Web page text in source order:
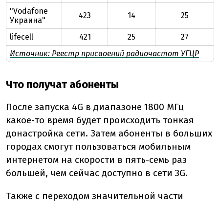
"Vodafone
Украина"
423 14 25
lifecell 421 25
27
Источник: Реестр присвоений радиочастот УГЦР
Что получат абоненты
После запуска 4G в диапазоне 1800 МГц
какое-то время будет происходить тонкая
донастройка сети. Затем абоненты в больших
городах смогут пользоваться мобильным
интернетом на скорости в пять-семь раз
большей, чем сейчас доступно в сети 3G.
Также с переходом значительной части